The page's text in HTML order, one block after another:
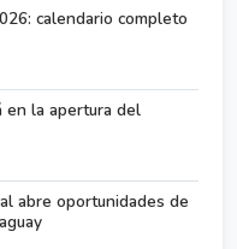
calendario completo
en la apertura del
abre oportunidades de